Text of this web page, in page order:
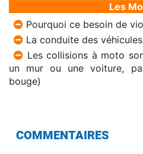
Les
Pourquoi ce besoin de
La conduite des
Les collisions à moto
un mur ou une voiture,
bouge)
COMMENTAIRES